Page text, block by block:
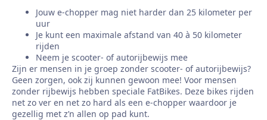
Jouw e-chopper mag niet harder dan 25 kilometer per
uur
Je kunt een maximale afstand van 40 à 50 kilometer
rijden
Neem je scooter- of autorijbewijs mee
Zijn er mensen in je groep zonder scooter- of autorijbewijs?
Geen zorgen, ook zij kunnen gewoon mee! Voor mensen
zonder rijbewijs hebben speciale FatBikes. Deze bikes rijden
net zo ver en net zo hard als een e-chopper waardoor je
gezellig met z’n allen op pad kunt.